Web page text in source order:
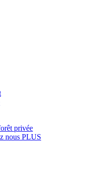
privée
nous PLUS